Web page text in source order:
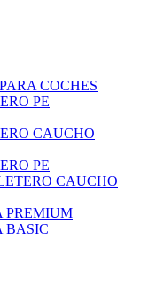
COCHES
PE
CAUCHO
PE
CAUCHO
PREMIUM
BASIC